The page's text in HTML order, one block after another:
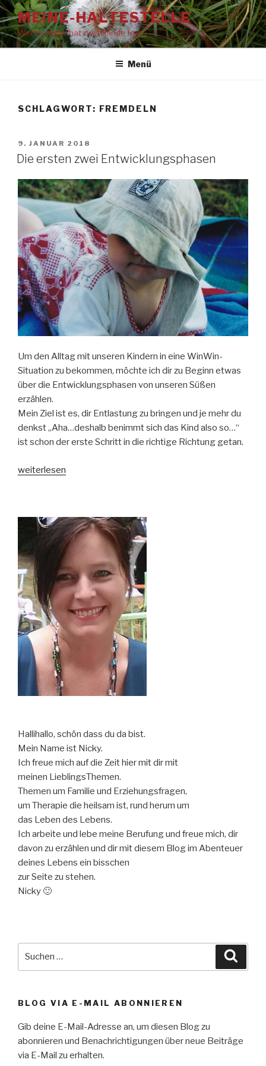
Zum
Inhalt
springen
MEINE-HALTESTELLE
Wer los lässt, hat zwei Hände frei
Menü
SCHLAGWORT: FREMDELN
VERÖFFENTLICHT
AM
9. JANUAR 2018
Die ersten zwei Entwicklungsphasen
Um den Alltag mit unseren Kindern in eine WinWin-
Situation zu bekommen, möchte ich dir zu Beginn etwas
über die Entwicklungsphasen von unseren Süßen
erzählen.
Mein Ziel ist es, dir Entlastung zu bringen und je mehr du
denkst „Aha…deshalb benimmt sich das Kind also so…“
ist schon der erste Schritt in die richtige Richtung getan.
„Die
weiterlesen
Hallihallo, schön dass du da bist.
Mein Name ist Nicky.
Ich freue mich auf die Zeit hier mit dir mit
meinen LieblingsThemen.
Themen um Familie und Erziehungsfragen,
um Therapie die heilsam ist, rund herum um
das Leben des Lebens.
Ich arbeite und lebe meine Berufung und freue mich, dir
davon zu erzählen und dir mit diesem Blog im Abenteuer
deines Lebens ein bisschen
zur Seite zu stehen.
Nicky 🙂
BLOG VIA E-MAIL ABONNIEREN
Gib deine E-Mail-Adresse an, um diesen Blog zu
abonnieren und Benachrichtigungen über neue Beiträge
via E-Mail zu erhalten.